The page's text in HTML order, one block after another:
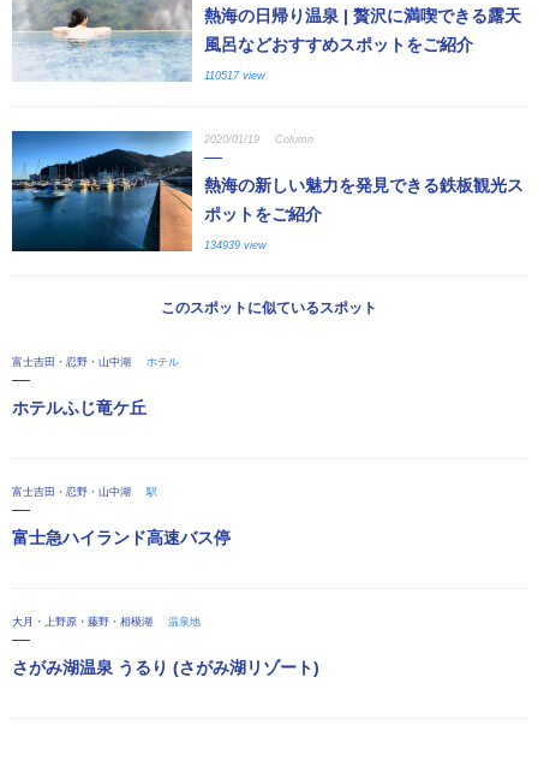
熱海の日帰り温泉 | 贅沢に満喫できる露天
風呂などおすすめスポットをご紹介
110517 view
2020/01/19 Column
熱海の新しい魅力を発見できる鉄板観光ス
ポットをご紹介
134939 view
このスポットに似ているスポット
富士吉田・忍野・山中湖 ホテル
ホテルふじ竜ケ丘
富士吉田・忍野・山中湖 駅
富士急ハイランド高速バス停
大月・上野原・藤野・相模湖 温泉地
さがみ湖温泉 うるり (さがみ湖リゾート)